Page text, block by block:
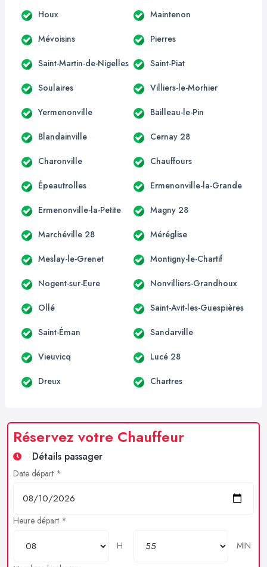
Houx Maintenon
Mévoisins Pierres
Saint-Martin-de-Nigelles Saint-Piat
Soulaires Villiers-le-Morhier
Yermenonville Bailleau-le-Pin
Blandainville Cernay 28
Charonville Chauffours
Épeautrolles Ermenonville-la-Grande
Ermenonville-la-Petite Magny 28
Marchéville 28 Méréglise
Meslay-le-Grenet Montigny-le-Chartif
Nogent-sur-Eure Nonvilliers-Grandhoux
Ollé Saint-Avit-les-Guespières
Saint-Éman Sandarville
Vieuvicq Lucé 28
Dreux Chartres
Réservez votre Chauffeur
Détails passager
Date départ *
Heure départ *
H
MIN